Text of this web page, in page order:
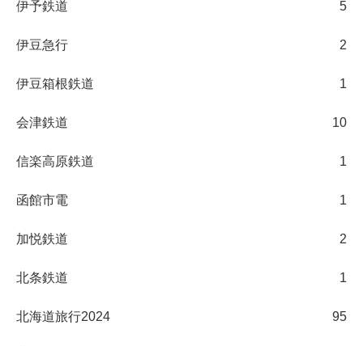
伊予鉄道 5
伊豆急行 2
伊豆箱根鉄道 1
会津鉄道 10
信楽高原鉄道 1
函館市電 1
加悦鉄道 2
北条鉄道 1
北海道旅行2024 95